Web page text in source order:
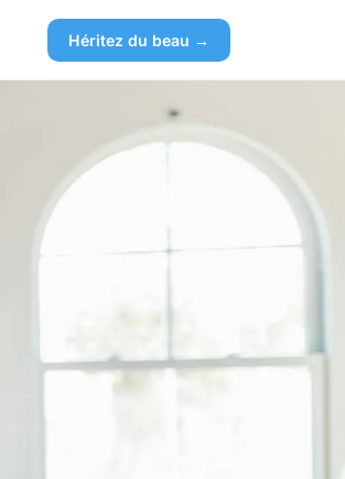
Héritez du beau →